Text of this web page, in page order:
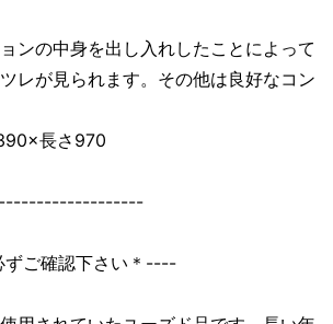
の中身を出し入れしたことによって
レが見られます。その他は良好なコン
長さ970
ご確認下さい＊----